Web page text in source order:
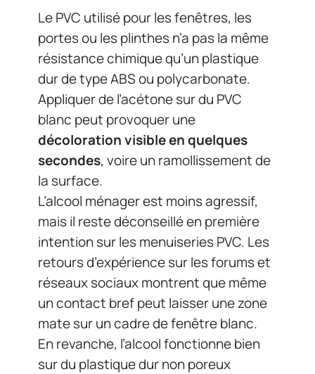
Le PVC utilisé pour les fenêtres, les
portes ou les plinthes n’a pas la même
résistance chimique qu’un plastique
dur de type ABS ou polycarbonate.
Appliquer de l’acétone sur du PVC
blanc peut provoquer une
décoloration visible en quelques
secondes, voire un ramollissement de
la surface.
L’alcool ménager est moins agressif,
mais il reste déconseillé en première
intention sur les menuiseries PVC. Les
retours d’expérience sur les forums et
réseaux sociaux montrent que même
un contact bref peut laisser une zone
mate sur un cadre de fenêtre blanc.
En revanche, l’alcool fonctionne bien
sur du plastique dur non poreux